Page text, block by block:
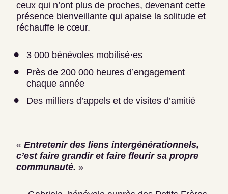
ceux qui n’ont plus de proches, devenant cette
présence bienveillante qui apaise la solitude et
réchauffe le cœur.
3 000 bénévoles mobilisé·es
Près de 200 000 heures d’engagement
chaque année
Des milliers d’appels et de visites d’amitié
« Entretenir des liens intergénérationnels,
c’est faire grandir et faire fleurir sa propre
communauté. »